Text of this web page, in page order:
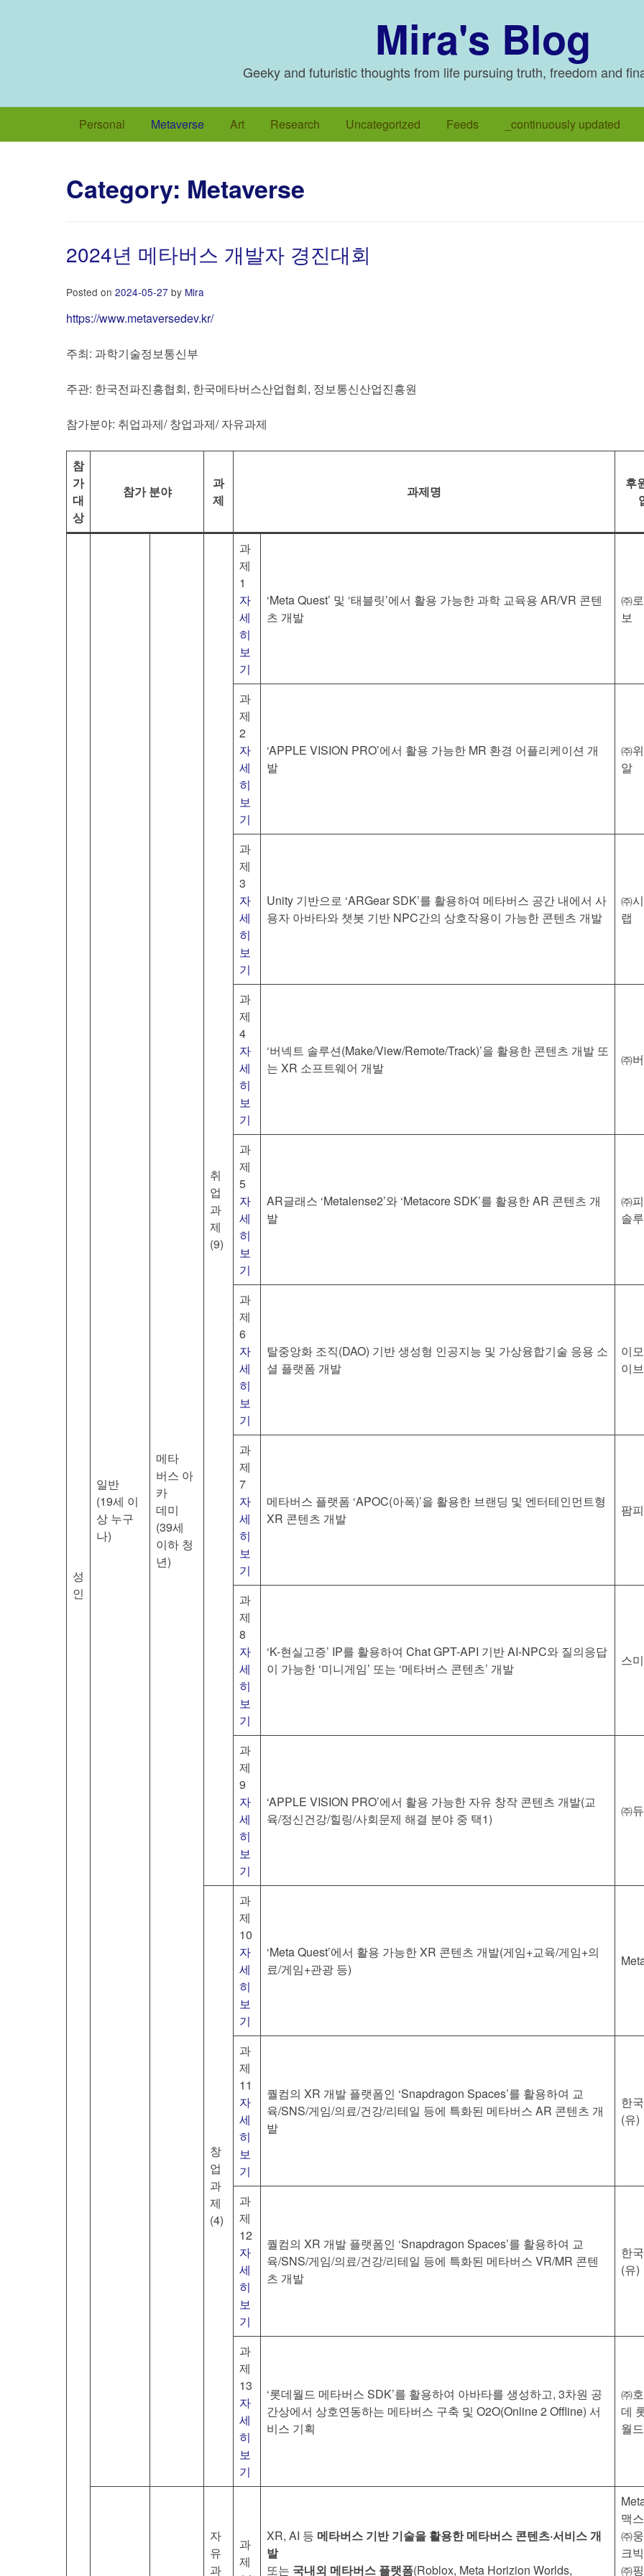
Mira's Blog
Geeky and futuristic thoughts from life pursuing truth, freedom and
Personal Metaverse Art Research Uncategorized Feeds _continuously updated
Category: Metaverse
2024년 메타버스 개발자 경진대회
Posted on 2024-05-27 by Mira
https://www.metaversedev.kr/
주최: 과학기술정보통신부
주관: 한국전파진흥협회, 한국메타버스산업협회, 정보통신산업진흥원
참가분야: 취업과제/ 창업과제/ 자유과제
참
가
대
상
참가 분야
과
제
과제명
후
성
인
일반
(19세 이
상 누구
나)
메타
버스 아
카
데미
(39세
이하 청
년)
취
업
과
제
(9)
과
제
1
자
세
히
보
기
‘Meta Quest’ 및 ‘태블릿’에서 활용 가능한 과학 교육용 AR/VR 콘텐
츠 개발
㈜
보
과
제
2
자
세
히
보
기
‘APPLE VISION PRO’에서 활용 가능한 MR 환경 어플리케이션 개
발
㈜
알
과
제
3
자
세
히
보
기
Unity 기반으로 ‘ARGear SDK’를 활용하여 메타버스 공간 내에서 사
용자 아바타와 챗봇 기반 NPC간의 상호작용이 가능한 콘텐츠 개발
㈜
랩
과
제
4
자
세
히
보
기
‘버넥트 솔루션(Make/View/Remote/Track)’을 활용한 콘텐츠 개발 또
는 XR 소프트웨어 개발
㈜
과
제
5
자
세
히
보
기
AR글래스 ‘Metalense2’와 ‘Metacore SDK’를 활용한 AR 콘텐츠 개
발
㈜
솔
과
제
6
자
세
히
보
기
탈중앙화 조직(DAO) 기반 생성형 인공지능 및 가상융합기술 응용 소
셜 플랫폼 개발
이
이
과
제
7
자
세
히
보
기
메타버스 플랫폼 ‘APOC(아폭)’을 활용한 브랜딩 및 엔터테인먼트형
XR 콘텐츠 개발
팜
과
제
8
자
세
히
보
기
‘K-현실고증’ IP를 활용하여 Chat GPT-API 기반 AI-NPC와 질의응답
이 가능한 ‘미니게임’ 또는 ‘메타버스 콘텐츠’ 개발
스
과
제
9
자
세
히
보
기
‘APPLE VISION PRO’에서 활용 가능한 자유 창작 콘텐츠 개발(교
육/정신건강/힐링/사회문제 해결 분야 중 택1)
㈜
창
업
과
제
(4)
과
제
10
자
세
히
보
기
‘Meta Quest’에서 활용 가능한 XR 콘텐츠 개발(게임+교육/게임+의
료/게임+관광 등)
과
제
11
자
세
히
보
기
퀄컴의 XR 개발 플랫폼인 ‘Snapdragon Spaces’를 활용하여 교
육/SNS/게임/의료/건강/리테일 등에 특화된 메타버스 AR 콘텐츠 개
발
한
(유)
과
제
12
자
세
히
보
기
퀄컴의 XR 개발 플랫폼인 ‘Snapdragon Spaces’를 활용하여 교
육/SNS/게임/의료/건강/리테일 등에 특화된 메타버스 VR/MR 콘텐
츠 개발
한
(유)
과
제
13
자
세
히
보
기
‘롯데월드 메타버스 SDK’를 활용하여 아바타를 생성하고, 3차원 공
간상에서 상호연동하는 메타버스 구축 및 O2O(Online 2 Offline) 서
비스 기획
㈜
데
월드
자
유
과
과
제
XR, AI 등 메타버스 기반 기술을 활용한 메타버스 콘텐츠·서비스 개
발
또는 국내외 메타버스 플랫폼(Roblox, Meta Horizion Worlds,
맥
㈜
크
㈜